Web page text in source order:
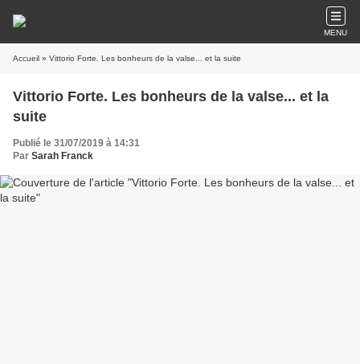
MENU
Accueil » Vittorio Forte. Les bonheurs de la valse... et la suite
Vittorio Forte. Les bonheurs de la valse... et la
suite
Publié le 31/07/2019 à 14:31
Par Sarah Franck